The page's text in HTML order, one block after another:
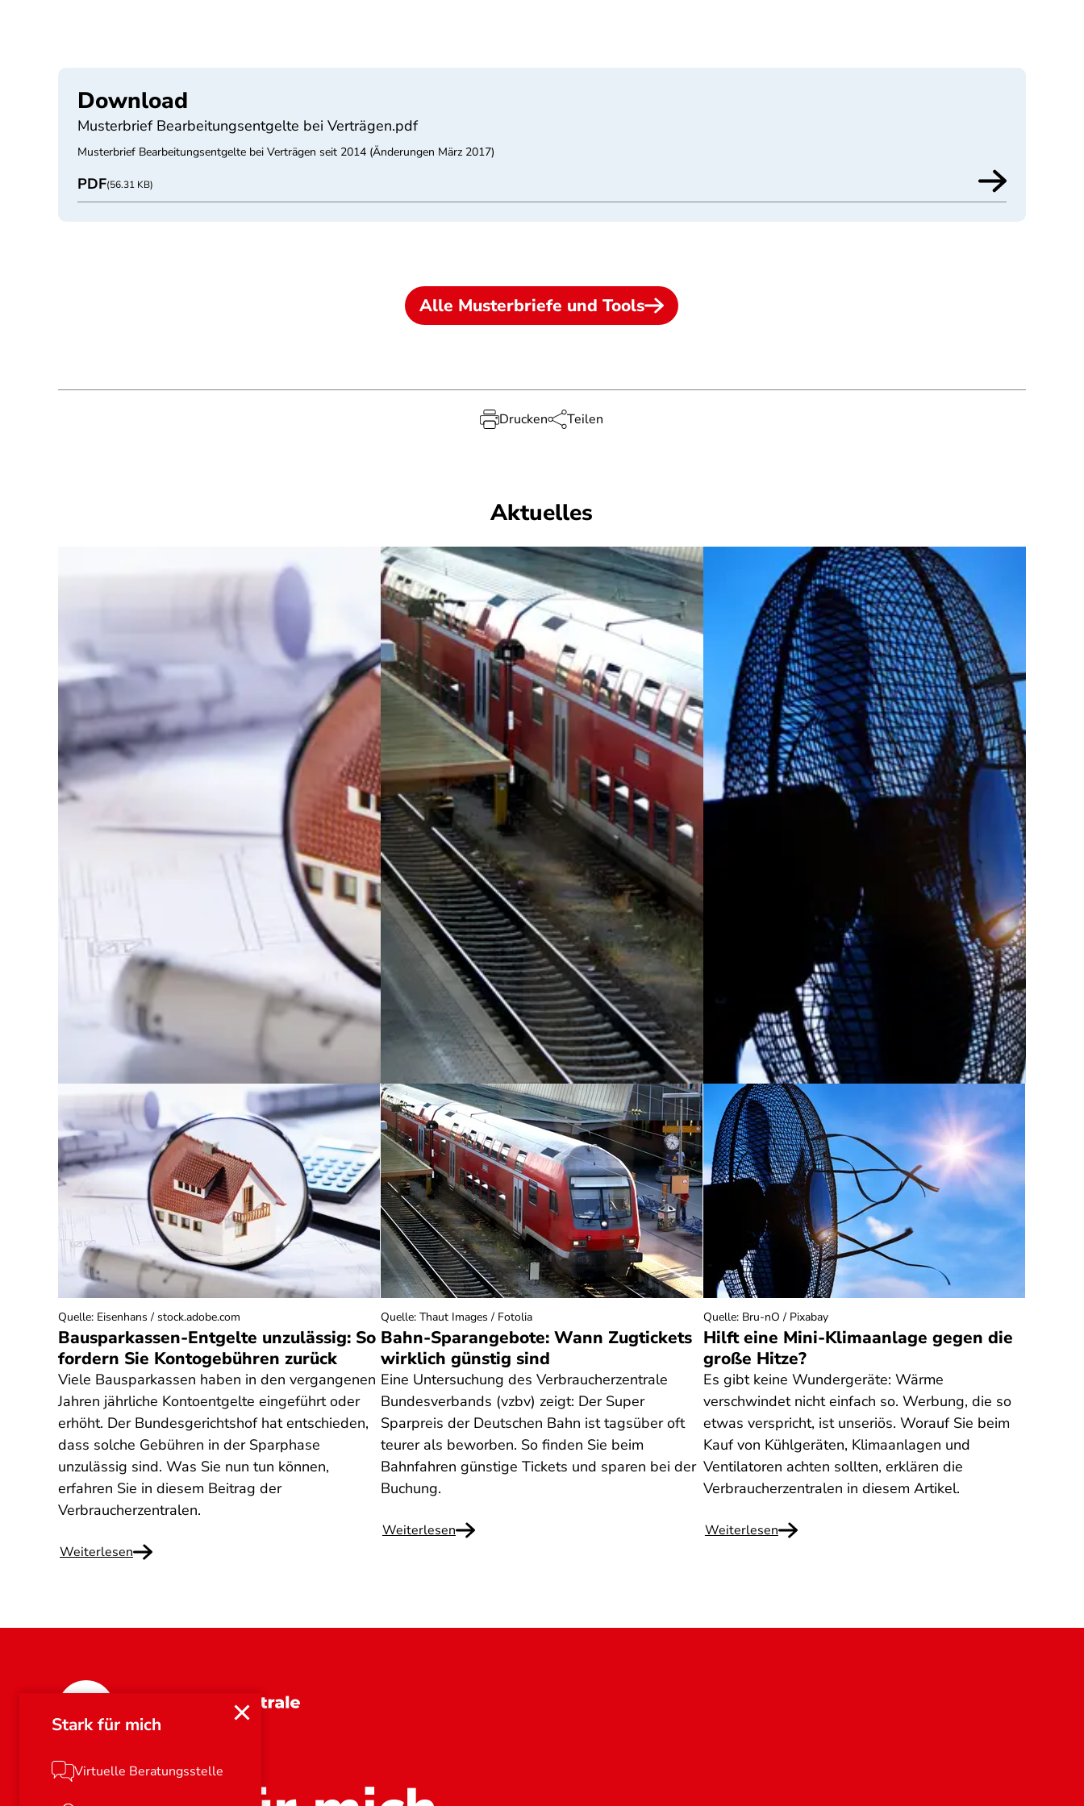
Stark für mich
Virtuelle Beratungsstelle
Download
Musterbrief Bearbeitungsentgelte bei Verträgen.pdf
Musterbrief Bearbeitungsentgelte bei Verträgen seit 2014 (Änderungen März 2017)
PDF(56.31 KB)
Alle Musterbriefe und Tools
Drucken Teilen
Aktuelles
Bausparkassen-Entgelte unzulässig: So
fordern Sie Kontogebühren zurück
Viele Bausparkassen haben in den vergangenen
Jahren jährliche Kontoentgelte eingeführt oder
erhöht. Der Bundesgerichtshof hat entschieden,
dass solche Gebühren in der Sparphase
unzulässig sind. Was Sie nun tun können,
erfahren Sie in diesem Beitrag der
Verbraucherzentralen.
Weiterlesen
Quelle: Eisenhans / stock.adobe.com
Bahn-Sparangebote: Wann Zugtickets
wirklich günstig sind
Eine Untersuchung des Verbraucherzentrale
Bundesverbands (vzbv) zeigt: Der Super
Sparpreis der Deutschen Bahn ist tagsüber oft
teurer als beworben. So finden Sie beim
Bahnfahren günstige Tickets und sparen bei der
Buchung.
Weiterlesen
Quelle: Thaut Images / Fotolia
Hilft eine Mini-Klimaanlage gegen die
große Hitze?
Es gibt keine Wundergeräte: Wärme
verschwindet nicht einfach so. Werbung, die so
etwas verspricht, ist unseriös. Worauf Sie beim
Kauf von Kühlgeräten, Klimaanlagen und
Ventilatoren achten sollten, erklären die
Verbraucherzentralen in diesem Artikel.
Weiterlesen
Quelle: Bru-nO / Pixabay
Bayern